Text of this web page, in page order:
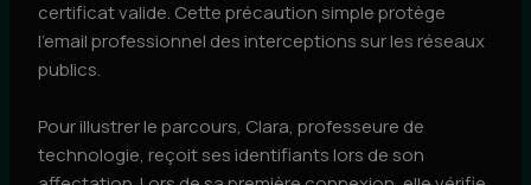
certificat valide. Cette précaution simple protège
l’email professionnel des interceptions sur les réseaux
publics.
Pour illustrer le parcours, Clara, professeure de
technologie, reçoit ses identifiants lors de son